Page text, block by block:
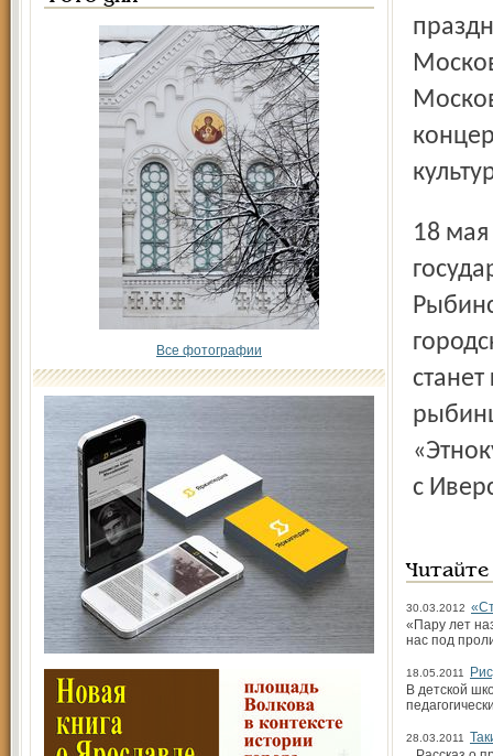
Все фотографии
18 мая концерт «Бело Платно» пройдёт в Ярославской
с
30.03.2012
«Пару лет
нас под
18.05.2011
В детской
28.03.2011